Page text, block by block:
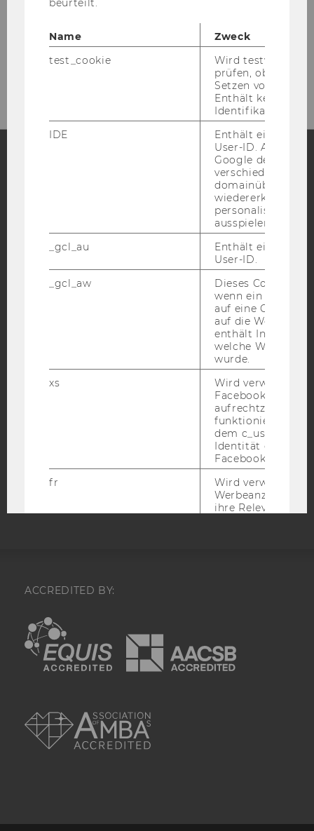
Please click here to subscribe to
InstagramBlog
YouTube NewsletterBluesky
BARRIEREFREIHEITSERKLÄRUNG WEBSEITE
DATENSCHUTZERKLÄRUNG
DATENSCHUTZERKLÄRUNG SOCIAL MEDIA
DATENSCHUTZERKLÄRUNG
STUDIENBEWERBER*INNEN UND STUDIERENDE
COOKIE EINSTELLUNGEN
Barrierefreiheitserklärung
ACCREDITED BY:
EQUIS
beurteilt.
Name
Zweck
test_cookie
Wird testweise
prüfen, ob der
Setzen von
Enthält keine
IDE
Enthält eine
User-ID. Anhand
Google den User
verschiedene
wiedererkennen
personalisierte
ausspielen.
_gcl_au
Enthält eine
User-ID.
_gcl_aw
Dieses Cookie
wenn ein User
auf eine Google
auf die Website
enthält
welche
wurde.
xs
Wird verwendet,
Facebook-Sitzung
funktioniert in
dem c_user-
Identität des
Facebook zu
fr
Wird verwendet,
Werbeanzeigen
ihre Relevanz zu
wd
Seitenverhältnis
Abmessungen
damit facebook